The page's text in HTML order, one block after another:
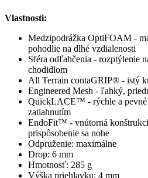
Vlastnosti:
Medzipodrážka OptiFOAM -
pohodlie na dlhé vzdialenosti
Sféra odľahčenia - rozptýlenie
chodidlom
All Terrain contaGRIP® - istý
Engineered Mesh - ľahký,
QuickLACE™ - rýchle a pevné
zatiahnutím
EndoFit™ - vnútorná
prispôsobenie sa nohe
Odpruženie: maximálne
Drop: 6 mm
Hmotnosť: 285 g
Výška priehlavku: 4 mm